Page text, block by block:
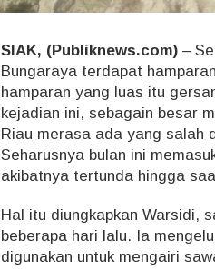
r
c
a
m
G
a
g
a
l
a
n
m
SIAK, (Publiknews.com)–
Bungaraya terdapat
hamparan yang luas itu
kejadian ini, sebagain besar
Riau merasa ada yang salah
Seharusnya bulan ini
akibatnya tertunda hingga
Hal itu diungkapkan Warsidi,
beberapa hari lalu. Ia
digunakan untuk mengairi